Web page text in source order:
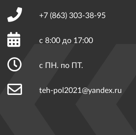
+7 (863) 303-38-95
с 8:00 до 17:00
с ПН. по ПТ.
teh-pol2021@yandex.ru